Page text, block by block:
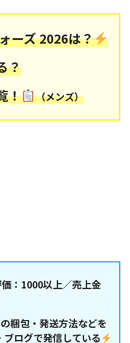
ーズ 2026は？
？
！
（メンズ）
価：1000以上／売上金
梱包・発送方法などを
ログで発信している